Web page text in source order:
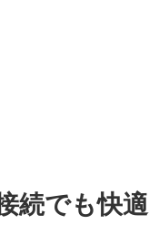
続でも快適